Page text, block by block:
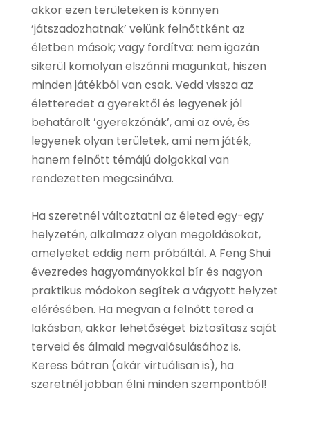
akkor ezen területeken is könnyen
’játszadozhatnak’ velünk felnőttként az
életben mások; vagy fordítva: nem igazán
sikerül komolyan elszánni magunkat, hiszen
minden játékból van csak. Vedd vissza az
életteredet a gyerektől és legyenek jól
behatárolt ’gyerekzónák’, ami az övé, és
legyenek olyan területek, ami nem játék,
hanem felnőtt témájú dolgokkal van
rendezetten megcsinálva.
Ha szeretnél változtatni az életed egy-egy
helyzetén, alkalmazz olyan megoldásokat,
amelyeket eddig nem próbáltál. A Feng Shui
évezredes hagyományokkal bír és nagyon
praktikus módokon segítek a vágyott helyzet
elérésében. Ha megvan a felnőtt tered a
lakásban, akkor lehetőséget biztosítasz saját
terveid és álmaid megvalósulásához is.
Keress bátran (akár virtuálisan is), ha
szeretnél jobban élni minden szempontból!